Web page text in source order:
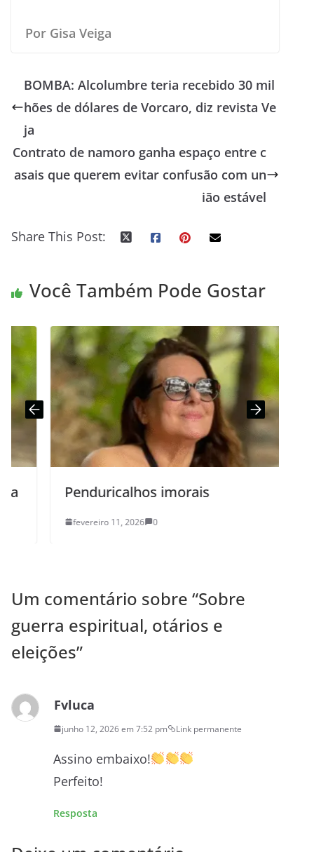
Por Gisa Veiga
BOMBA: Alcolumbre teria recebido 30 mil
hões de dólares de Vorcaro, diz revista Ve
ja
Contrato de namoro ganha espaço entre c
asais que querem evitar confusão com un
ião estável
Share This Post:
Você Também Pode Gostar
Penduricalhos imorais
fevereiro 11, 2026 0
Um comentário sobre “Sobre
guerra espiritual, otários e
eleições”
Fvluca
junho 12, 2026 em 7:52 pm Link permanente
Assino embaixo!
Perfeito!
Resposta